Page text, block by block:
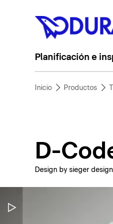
Planificación e
Inicio Productos
D-
Design by sieger design
Pausar vídeo